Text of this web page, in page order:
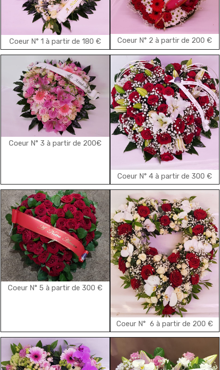
Coeur N° 1 à partir de 180 € Coeur N° 2 à partir de 200 €
Coeur N° 3 à partir de 200€
Coeur N° 4 à partir de 300 €
Coeur N° 5 à partir de 300 €
Coeur N° 6 à partir de 200 €